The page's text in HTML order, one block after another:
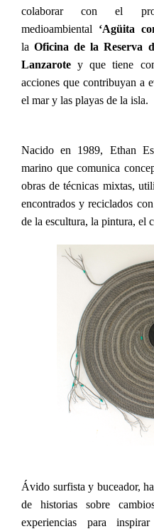
colaborar con el
medioambiental ‘Agüita
laOficina de la Reserva
Lanzarote y que tiene
acciones que contribuyan a
el mar y las playas de la isla.
Nacido en 1989, Ethan
marino que comunica
obras de técnicas mixtas,
encontrados y reciclados
de la escultura, la pintura, el
Ávido surfista y buceador,
de historias sobre
experiencias para